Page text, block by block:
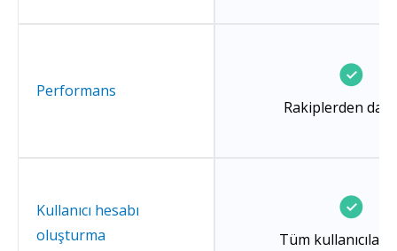
Performans
Rakiplerden
Kullanıcı hesabı
oluşturma
Tüm kullanıcılara